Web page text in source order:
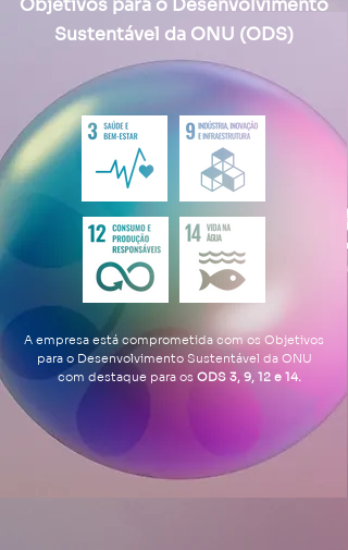
Objetivos para o Desenvolvimento
Sustentável da ONU (ODS)
A empresa está comprometida com os Objetivos
para o Desenvolvimento Sustentável da ONU
- com destaque para os ODS 3, 9, 12 e 14.